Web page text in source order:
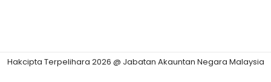
Hakcipta Terpelihara 2026 @ Jabatan Akauntan Negara Malaysia